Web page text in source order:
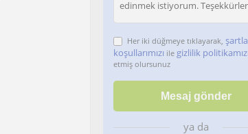
Her iki düğmeye tıklayarak,
koşullarımızı ile gizlilik politikamızı
etmiş olursunuz
ya da